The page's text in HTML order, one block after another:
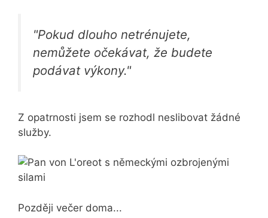
"Pokud dlouho netrénujete,
nemůžete očekávat, že budete
podávat výkony."
Z opatrnosti jsem se rozhodl neslibovat žádné
služby.
Později večer doma...